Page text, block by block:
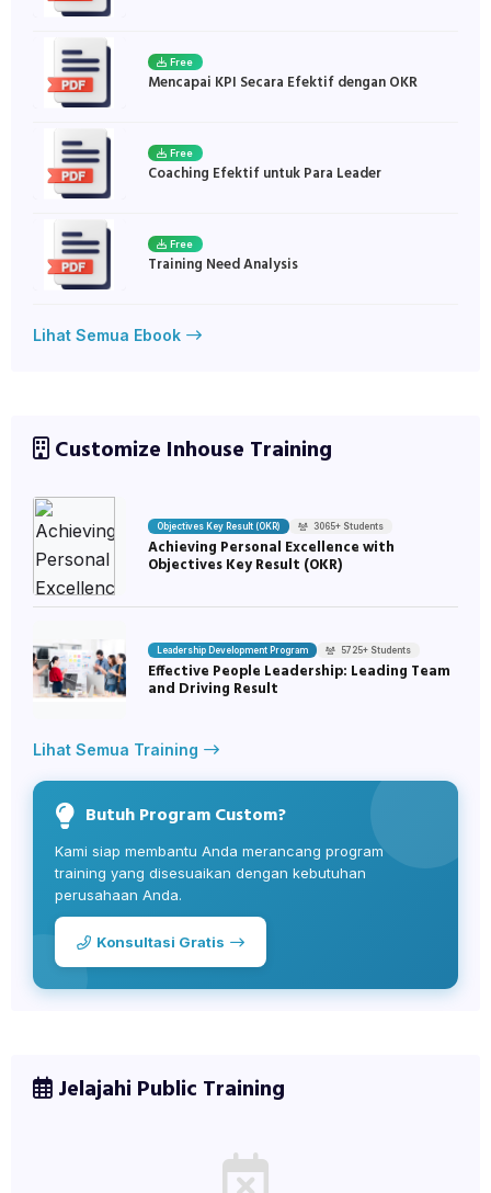
Free
Mencapai KPI Secara Efektif dengan OKR
Free
Coaching Efektif untuk Para Leader
Free
Training Need Analysis
Lihat Semua Ebook
Customize Inhouse Training
Objectives Key Result (OKR) 3065+ Students
Achieving Personal Excellence with
Objectives Key Result (OKR)
Leadership Development Program 5725+ Students
Effective People Leadership: Leading Team
and Driving Result
Lihat Semua Training
Butuh Program Custom?
Kami siap membantu Anda merancang program
training yang disesuaikan dengan kebutuhan
perusahaan Anda.
Konsultasi Gratis
Jelajahi Public Training